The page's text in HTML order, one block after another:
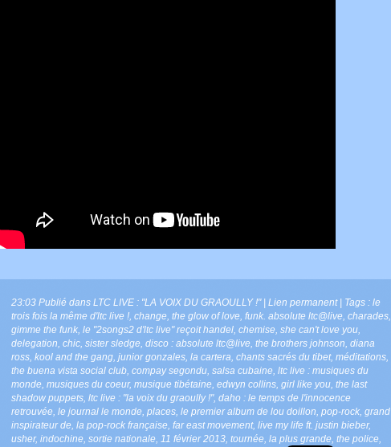
23:03 Publié dans LTC LIVE : "LA VOIX DU GRAOULLY !"| Lien permanent| Tags : le
trois fois la même d'ltc live ! change the glow of love funk. absolute ltc@live charades
gimme the funk le "2songs2 d'ltc live" reçoit handel chemise she can't love you
delegation chic sister sledge disco : absolute ltc@live the brothers johnson diana
ross kool and the gang junior gonzales la cartera chants sacrés du tibet, méditations
the buena vista social club compay segondu salsa cubaine ltc live : musiques du
monde musiques du coeur, musique tibétaine edwyn collins girl like you the last
shadow puppets ltc live : "la voix du graoully !", daho : le temps de l'innocence
retrouvée le journal le monde places le premier album de lou doillon pop-rock grand
inspirateur de la pop-rock française far east movement, live my life ft. justin bieber,
usher, indochine sortie nationale 11 février 2013 tournée la plus grande the police